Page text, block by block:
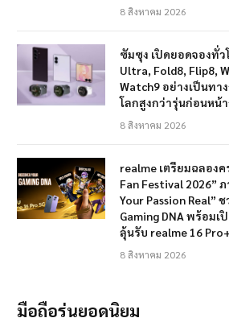
8 สิงหาคม 2026
ซัมซุง เปิดยอดจองทั่ว
Ultra, Fold8, Flip8,
Watch9 อย่างเป็นทา
โลกสูงกว่ารุ่นก่อนหน้
8 สิงหาคม 2026
realme เตรียมฉลอง
Fan Festival 2026”
Your Passion Real”
Gaming DNA พร้อม
ลุ้นรับ realme 16
8 สิงหาคม 2026
มือถือรุ่นยอดนิยม